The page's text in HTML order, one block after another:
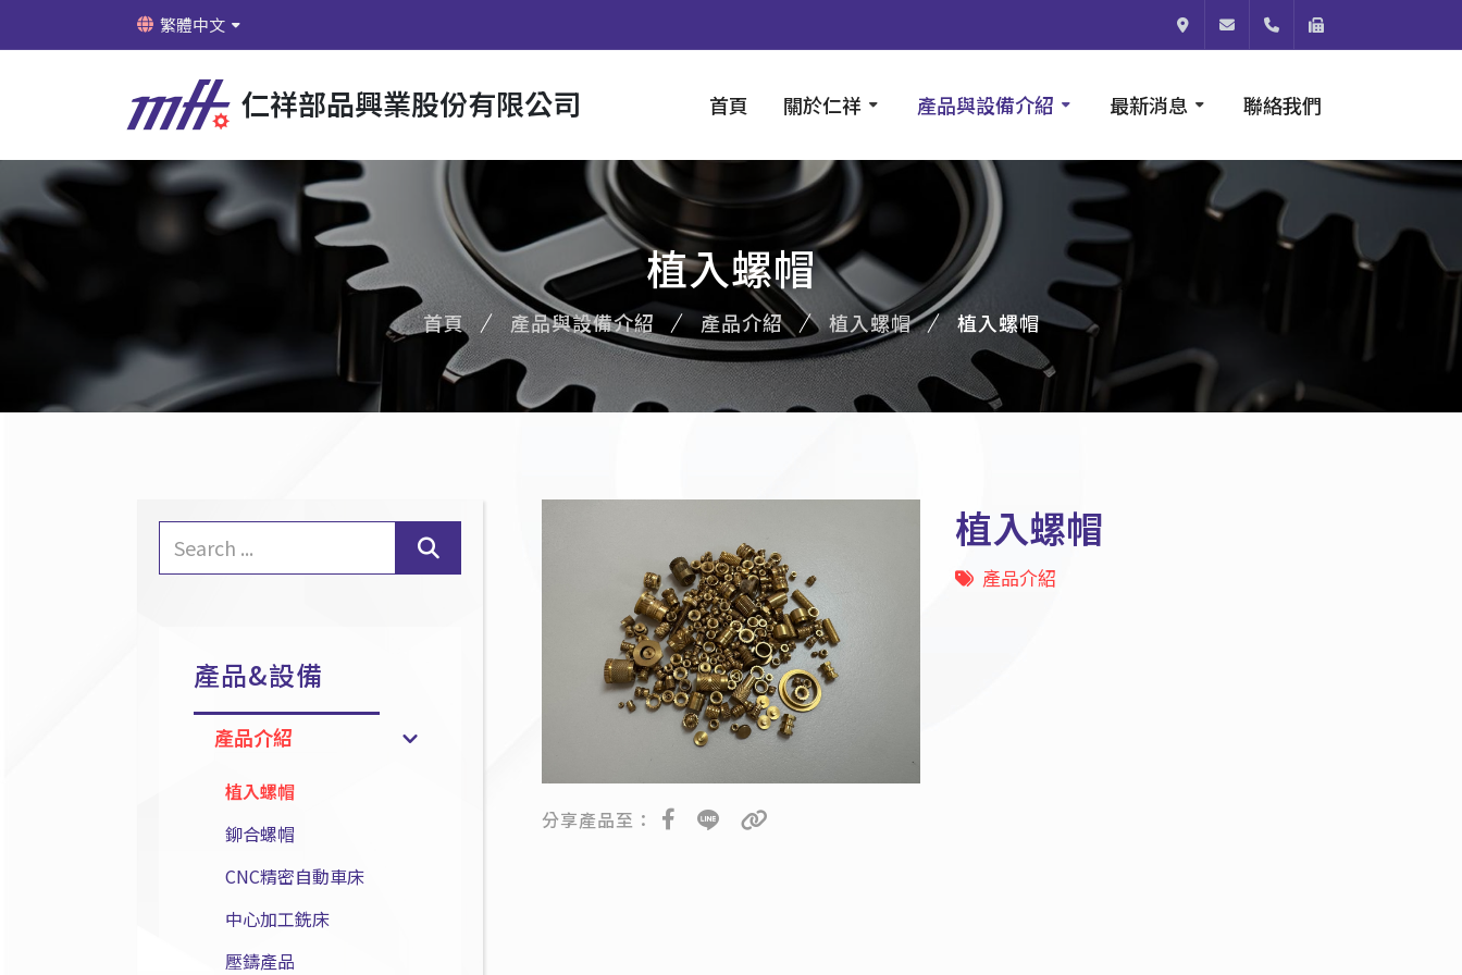
繁體中文 824003高雄市燕巢區安林四街64號
shou@micro-f.com.tw
886-7-614-0788
仁祥部品興業股份有限公司 首頁 關於仁祥 產品與設備介紹 最新消息 聯絡我們
植入螺帽
首頁 產品與設備介紹 產品介紹 植入螺帽 植入螺帽
產品&設備
產品介紹
植入螺帽
鉚合螺帽
CNC精密自動車床
中心加工銑床
壓鑄產品
植入螺帽
產品介紹
分享產品至：